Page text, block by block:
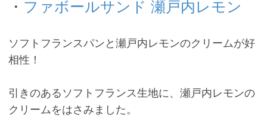
・ ファボールサンド 瀬戸内レモン
ソフトフランスパンと瀬戸内レモンのクリームが好
相性！
引きのあるソフトフランス生地に、瀬戸内レモンの
クリームをはさみました。